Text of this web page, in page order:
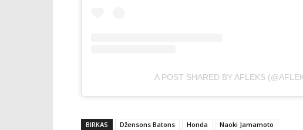
A POST SHARED BY AFLEKS
BIRKAS Džensons Batons Honda Naoki Jamamoto